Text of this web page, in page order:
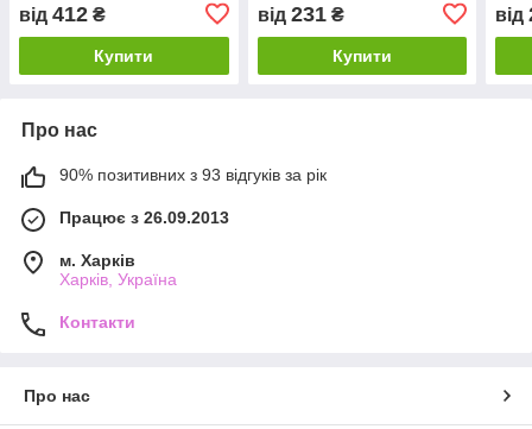
від 412 ₴
Купити
від 231₴
Купити
від
Про нас
90% позитивних з 93 відгуків за рік
Працює з 26.09.2013
м. Харків
Харків, Україна
Контакти
Про нас